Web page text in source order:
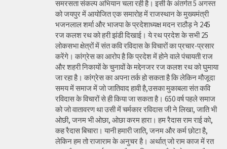
समरसता संकल्प अभियान चला रही है। इसी के अंतर्गत 5 अगस्त
को जयपुर में आयोजित एक समारोह में राजस्थान के मुख्यमंत्री
भजनलाल शर्मा और भाजपा के प्रदेशाध्यक्ष मदन राठौड़ ने 245
रज कलश रथ को हरी झंडी दिखाई। ये रथ प्रदेश के सभी 25
लोकसभा क्षेत्रों में संत कवि रविदास के विचारों का प्रचार-प्रसार
करेंगे। कांग्रेस का आरोप है कि प्रदेश में होने वाले पंचायती राज
और शहरी निकायों के चुनावों के मद्देनजर रज कलश रथ को घुमाया
जा रहा है। कांग्रेस का अपना तर्क हो सकता है कि लेकिन मौजूदा
समय में समाज में जो जातिवाद हावी है,उसका मुकाबला संत कवि
रविदास के विचारों से ही किया जा सकता है। 650 वर्ष पहले समाज
को जो वातावरण था उसी में चर्मकार रविदास जी ने लिखा, जाति भी
ओछी, जनम भी ओछा, ओछा करम हारा। हम रैदास राम राई को,
कह रैदास बिचारा। यानी हमारी जाति, जनम और कर्म छोटा है,
लेकिन हम तो राजाराम के अनुचर है। अर्थात् जो राम काज में रत